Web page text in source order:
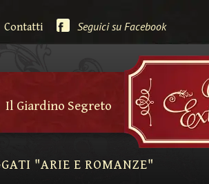
Contatti Seguici su Facebook
Il Giardino Segreto
"ARIE E ROMANZE"